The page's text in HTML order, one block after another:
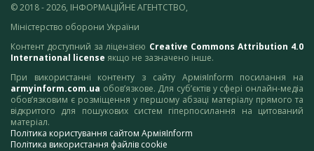
© 2018 - 2026, ІНФОРМАЦІЙНЕ АГЕНТСТВО,
Міністерство оборони України
Контент доступний за ліцензією Creative Commons Attribution 4.0
International license якщо не зазначено інше.
При використанні контенту з сайту АрміяInform посилання на
armyinform.com.ua обов’язкове. Для суб’єктів у сфері онлайн-медіа
обов’язковим є розміщення у першому абзаці матеріалу прямого та
відкритого для пошукових систем гіперпосилання на цитований
матеріал.
Політика користування сайтом АрміяInform
Політика використання файлів cookie